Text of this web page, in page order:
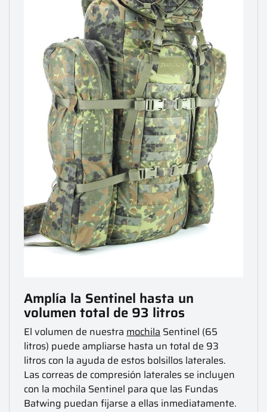
Amplía la Sentinel hasta un
volumen total de 93 litros
El volumen de nuestramochilaSentinel (65
litros) puede ampliarse hasta un total de 93
litros con la ayuda de estos bolsillos laterales.
Las correas de compresión laterales se incluyen
con la mochila Sentinel para que las Fundas
Batwing puedan fijarse a ellas inmediatamente.